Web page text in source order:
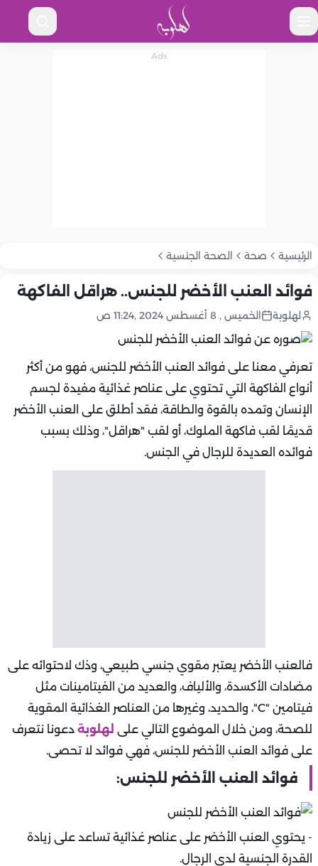
الرئيسية صحة الصحة الجنسية
فوائد العنب الأخضر للجنس.. هراقل الفاكهة
لهلوبة الخميس , 8 أغسطس 2024 ,11:24 ص
تعرفي معنا على فوائد العنب الأخضر للجنس، فهو من أكثر
أنواع الفاكهة التي تحتوي على عناصر غذائية مفيدة لجسم
الإنسان وتمده بالقوة والطاقة، فقد أطلق على العنب الأخضر
قديمًا لقب فاكهة الملوك، أو لقب "هراقل"، وذلك بسبب
فوائده العديدة للرجال في الجنس.
فالعنب الأخضر يعتبر مقوي جنسي طبيعي، وذك لاحتوائه على
مضادات الأكسدة، والألياف، والعديد من الفيتامينات مثل
فيتامين "C"، والحديد، وغيرها من العناصر الغذائية المقوية
للصحة، ومن خلال الموضوع التالي على لهلوبة دعونا نتعرف
على فوائد العنب الأخضر للجنس، فهي فوائد لا تحصى.
فوائد العنب الأخضر للجنس:
- يحتوي العنب الأخضر على عناصر غذائية تساعد على زيادة
القدرة الجنسية لدى الرجال.